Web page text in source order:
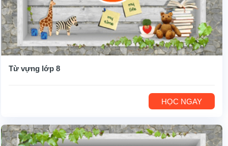
Từ vựng lớp 8
HỌC NGAY